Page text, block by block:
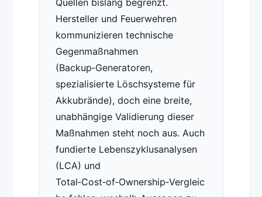
Quellen bislang begrenzt.
Hersteller und Feuerwehren
kommunizieren technische
Gegenmaßnahmen
(Backup‑Generatoren,
spezialisierte Löschsysteme für
Akkubrände), doch eine breite,
unabhängige Validierung dieser
Maßnahmen steht noch aus. Auch
fundierte Lebenszyklusanalysen
(LCA) und
Total‑Cost‑of‑Ownership‑Vergleic